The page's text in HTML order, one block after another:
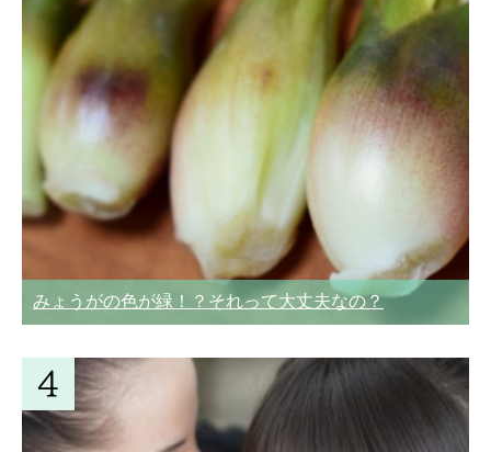
みょうがの色が緑！？それって大丈夫なの？